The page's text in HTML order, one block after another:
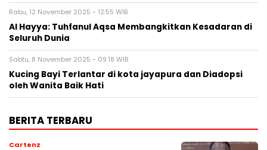
Rabu, 12 November 2025 - 12:55 WIB
Al Hayya: Tuhfanul Aqsa Membangkitkan Kesadaran di
Seluruh Dunia
Sabtu, 8 November 2025 - 09:18 WIB
Kucing Bayi Terlantar di kota jayapura dan Diadopsi
oleh Wanita Baik Hati
BERITA TERBARU
Cartenz